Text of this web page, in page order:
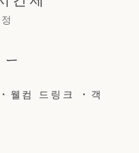
웰컴 드링크 ・객